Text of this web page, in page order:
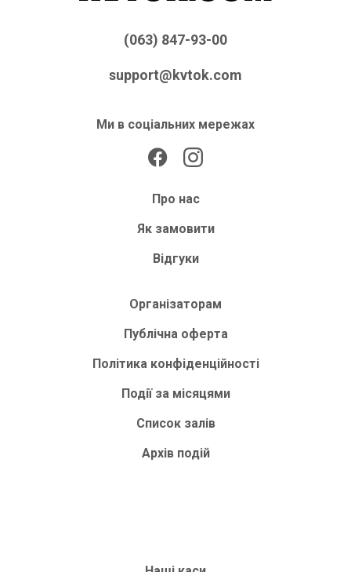
(063) 847-93-00
support@kvtok.com
Ми в соціальних мережах
Про нас
Як замовити
Відгуки
Організаторам
Публічна оферта
Політика конфіденційності
Події за місяцями
Список залів
Архів подій